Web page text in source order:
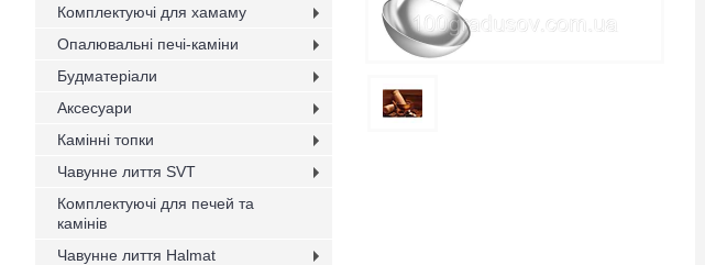
Комплектуючі для хамаму
Опалювальні печі-каміни
Будматеріали
Аксесуари
Камінні топки
Чавунне лиття SVT
Комплектуючі для печей та
камінів
Чавунне лиття Halmat